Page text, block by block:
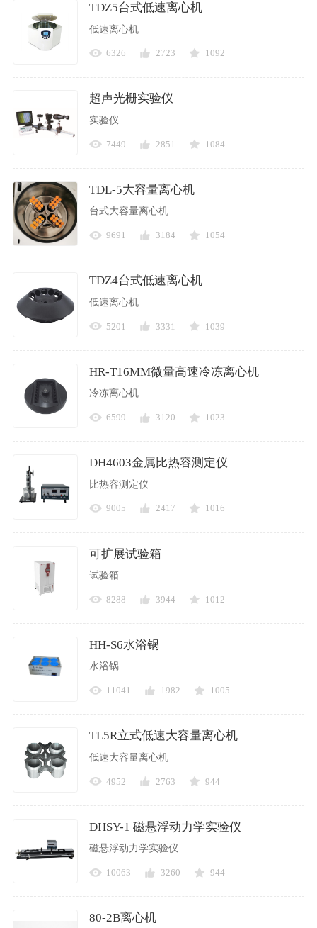
TDZ5台式低速离心机
低速离心机
6326 2723 1092
超声光栅实验仪
实验仪
7449 2851 1084
TDL-5大容量离心机
台式大容量离心机
9691 3184 1054
TDZ4台式低速离心机
低速离心机
5201 3331 1039
HR-T16MM微量高速冷冻离心机
冷冻离心机
6599 3120 1023
DH4603金属比热容测定仪
比热容测定仪
9005 2417 1016
可扩展试验箱
试验箱
8288 3944 1012
HH-S6水浴锅
水浴锅
11041 1982 1005
TL5R立式低速大容量离心机
低速大容量离心机
4952 2763 944
DHSY-1 磁悬浮动力学实验仪
磁悬浮动力学实验仪
10063 3260 944
80-2B离心机